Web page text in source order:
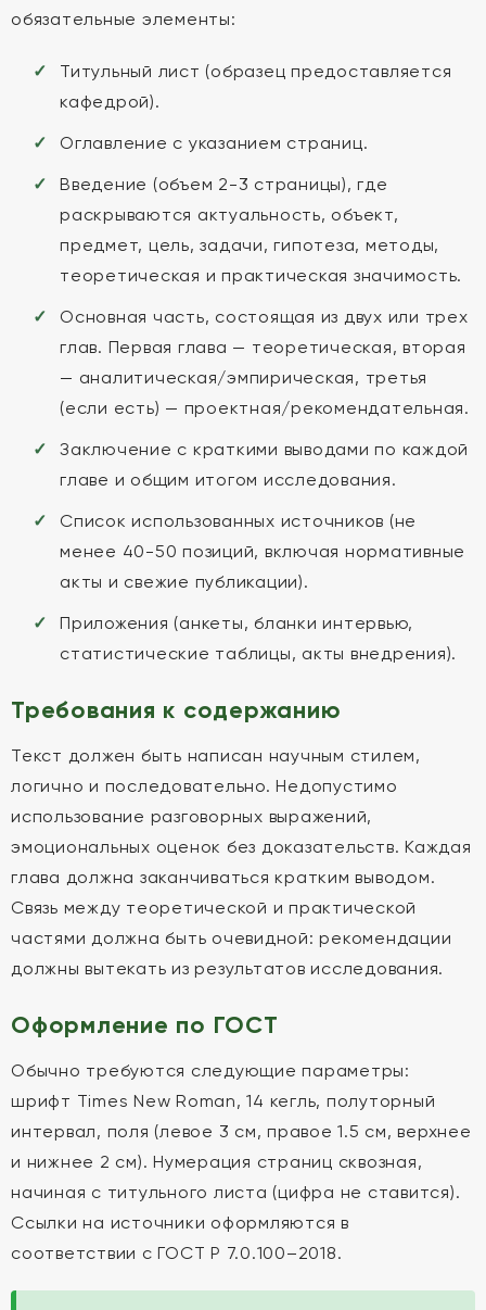
обязательные элементы:
Титульный лист (образец предоставляется
кафедрой).
Оглавление с указанием страниц.
Введение (объем 2-3 страницы), где
раскрываются актуальность, объект,
предмет, цель, задачи, гипотеза, методы,
теоретическая и практическая значимость.
Основная часть, состоящая из двух или трех
глав. Первая глава — теоретическая, вторая
— аналитическая/эмпирическая, третья
(если есть) — проектная/рекомендательная.
Заключение с краткими выводами по каждой
главе и общим итогом исследования.
Список использованных источников (не
менее 40-50 позиций, включая нормативные
акты и свежие публикации).
Приложения (анкеты, бланки интервью,
статистические таблицы, акты внедрения).
Требования к содержанию
Текст должен быть написан научным стилем,
логично и последовательно. Недопустимо
использование разговорных выражений,
эмоциональных оценок без доказательств. Каждая
глава должна заканчиваться кратким выводом.
Связь между теоретической и практической
частями должна быть очевидной: рекомендации
должны вытекать из результатов исследования.
Оформление по ГОСТ
Обычно требуются следующие параметры:
шрифт Times New Roman, 14 кегль, полуторный
интервал, поля (левое 3 см, правое 1.5 см, верхнее
и нижнее 2 см). Нумерация страниц сквозная,
начиная с титульного листа (цифра не ставится).
Ссылки на источники оформляются в
соответствии с ГОСТ Р 7.0.100–2018.